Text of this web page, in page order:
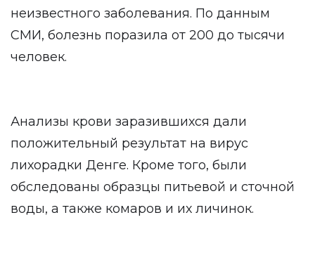
неизвестного заболевания. По данным
СМИ, болезнь поразила от 200 до тысячи
человек.
Анализы крови заразившихся дали
положительный результат на вирус
лихорадки Денге. Кроме того, были
обследованы образцы питьевой и сточной
воды, а также комаров и их личинок.